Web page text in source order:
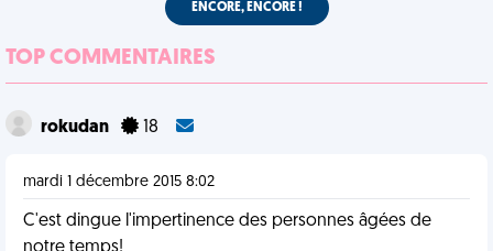
ENCORE, ENCORE !
TOP COMMENTAIRES
rokudan 18
mardi 1 décembre 2015 8:02
C'est dingue l'impertinence des personnes âgées de